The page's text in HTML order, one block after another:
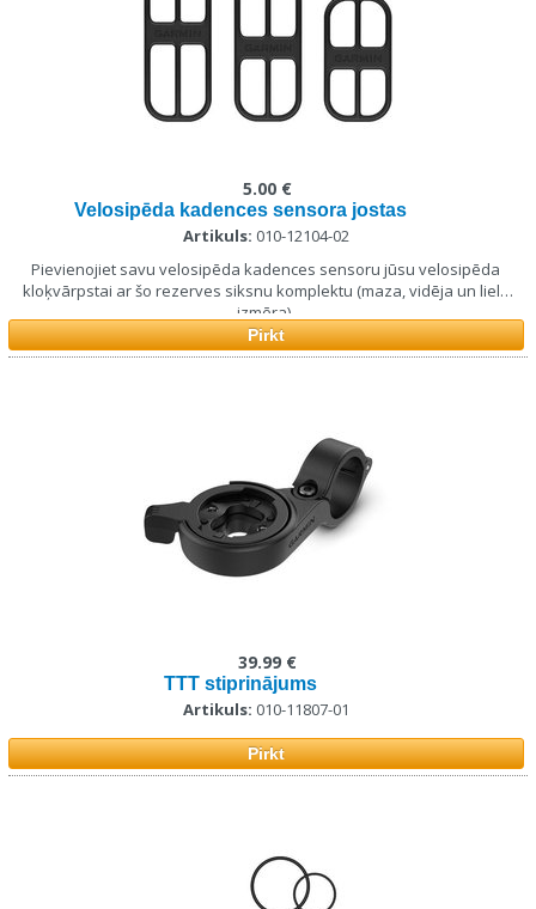
Velosipēda kadences sensora jostas
Artikuls: 010-12104-02
Pievienojiet savu velosipēda kadences sensoru jūsu velosipēda
kloķvārpstai ar šo rezerves siksnu komplektu (maza, vidēja un liela
izmēra).
5.00 €
Pirkt
TTT stiprinājums
Artikuls: 010-11807-01
39.99 €
Pirkt